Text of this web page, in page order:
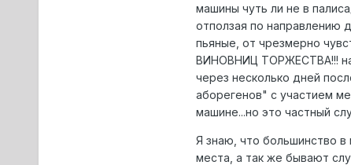
машины чуть ли не в
отползая по направлению
пьяные, от чрезмерно
ВИНОВНИЦ ТОРЖЕСТВА!!!
через несколько дней
аборегенов" с участием
машине...но это частный
Я знаю, что большинство в
места, а так же бывают